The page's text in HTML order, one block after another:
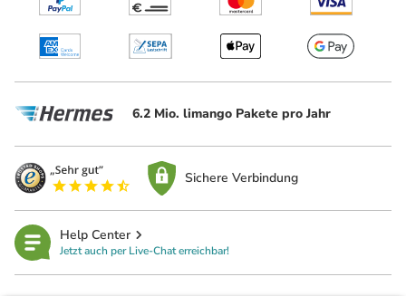
6.2 Mio. limango Pakete pro Jahr
Sichere Verbindung
Help Center
Jetzt auch per Live-Chat erreichbar!